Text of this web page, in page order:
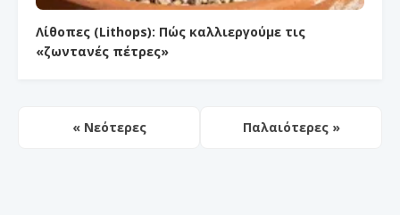
Λίθοπες (Lithops): Πώς καλλιεργούμε τις
«ζωντανές πέτρες»
« Νεότερες Παλαιότερες »